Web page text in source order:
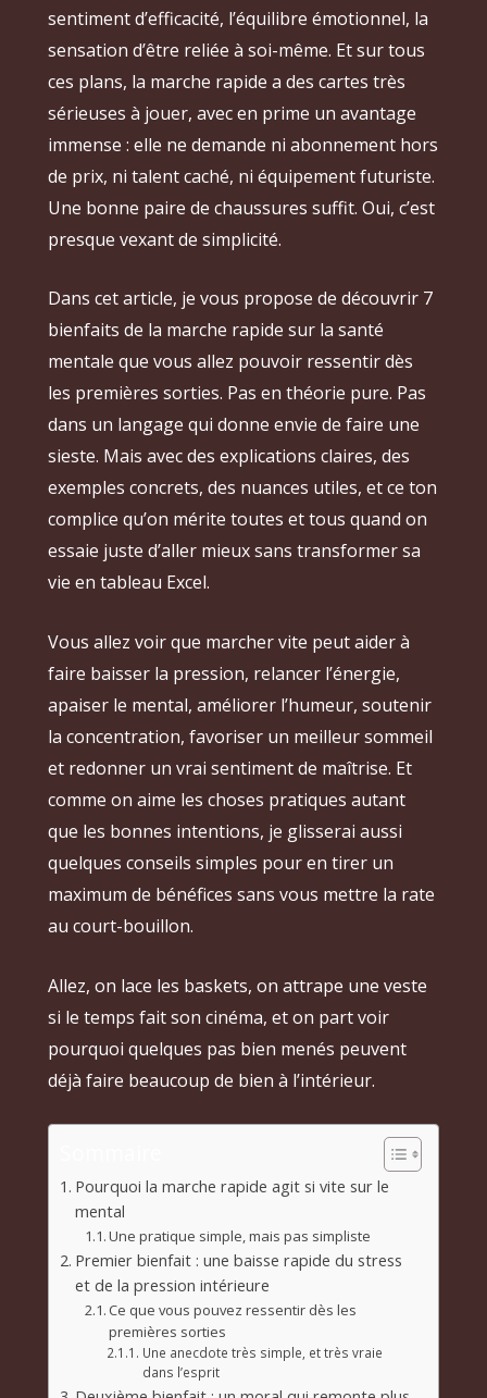
sentiment d’efficacité, l’équilibre émotionnel, la
sensation d’être reliée à soi-même. Et sur tous
ces plans, la marche rapide a des cartes très
sérieuses à jouer, avec en prime un avantage
immense : elle ne demande ni abonnement hors
de prix, ni talent caché, ni équipement futuriste.
Une bonne paire de chaussures suffit. Oui, c’est
presque vexant de simplicité.
Dans cet article, je vous propose de découvrir 7
bienfaits de la marche rapide sur la santé
mentale que vous allez pouvoir ressentir dès
les premières sorties. Pas en théorie pure. Pas
dans un langage qui donne envie de faire une
sieste. Mais avec des explications claires, des
exemples concrets, des nuances utiles, et ce ton
complice qu’on mérite toutes et tous quand on
essaie juste d’aller mieux sans transformer sa
vie en tableau Excel.
Vous allez voir que marcher vite peut aider à
faire baisser la pression, relancer l’énergie,
apaiser le mental, améliorer l’humeur, soutenir
la concentration, favoriser un meilleur sommeil
et redonner un vrai sentiment de maîtrise. Et
comme on aime les choses pratiques autant
que les bonnes intentions, je glisserai aussi
quelques conseils simples pour en tirer un
maximum de bénéfices sans vous mettre la rate
au court-bouillon.
Allez, on lace les baskets, on attrape une veste
si le temps fait son cinéma, et on part voir
pourquoi quelques pas bien menés peuvent
déjà faire beaucoup de bien à l’intérieur.
Pourquoi la marche rapide agit si vite sur le
mental
Une pratique simple, mais pas simpliste
Premier bienfait : une baisse rapide du stress
et de la pression intérieure
Ce que vous pouvez ressentir dès les
premières sorties
Une anecdote très simple, et très vraie
dans l’esprit